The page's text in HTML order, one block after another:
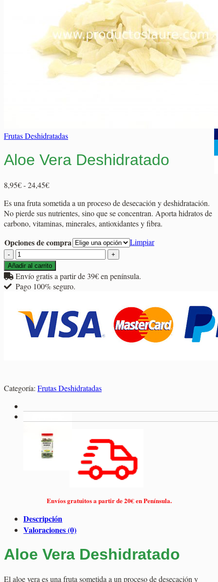
No hay productos en el carrito.
Volver a la tienda
No hay productos en el carrito.
Elaborados Cárnicos
Salsas y Siropes
Frutas Deshidratadas
Aloe Vera Deshidratado
8,95€-24,45€Rango
precios:
desde
8,95€
24,45€
Es una fruta sometida a un proceso de desecación y deshidratación.
No pierde sus nutrientes, sino que se concentran. Aporta hidratos de
carbono, vitaminas, minerales, antioxidantes y fibra.
Opciones de compra
Limpiar
Aloe
Vera
Deshidratado
cantidad
Añadir al carrito
Envío gratis a partir de 39€ en península.
Pago 100% seguro.
Categoría: Frutas Deshidratadas
Envíos gratuitos a partir de 20€ en Península.
Descripción
Valoraciones (0)
Aloe Vera Deshidratado
El aloe vera es una fruta sometida a un proceso de desecación y